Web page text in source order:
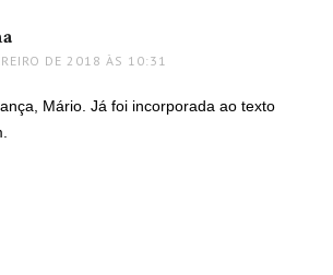
DE 2018 ÀS 10:31
Mário. Já foi incorporada ao texto